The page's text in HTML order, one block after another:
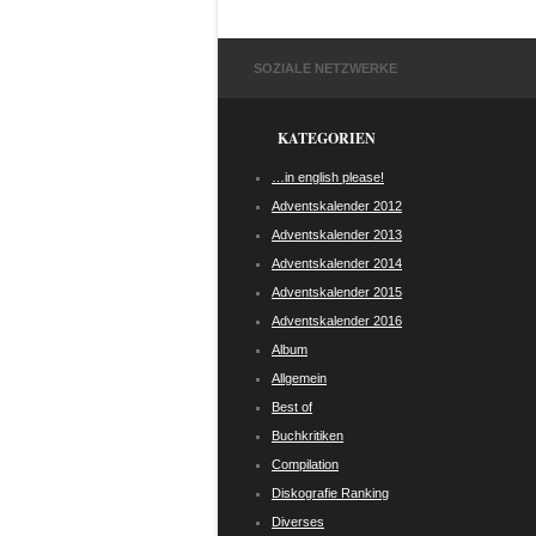
SOZIALE NETZWERKE
KATEGORIEN
…in english please!
Adventskalender 2012
Adventskalender 2013
Adventskalender 2014
Adventskalender 2015
Adventskalender 2016
Album
Allgemein
Best of
Buchkritiken
Compilation
Diskografie Ranking
Diverses